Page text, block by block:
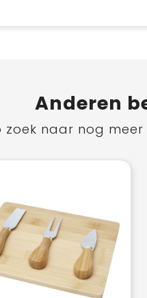
Anderen
zoek naar nog meer